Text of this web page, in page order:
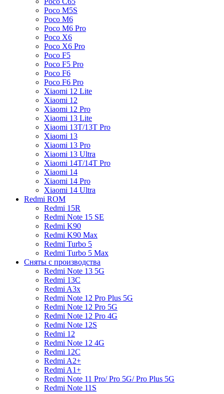
Poco M5S
Poco M6
Poco M6 Pro
Poco X6
Poco X6 Pro
Poco F5
Poco F5 Pro
Poco F6
Poco F6 Pro
Xiaomi 12 Lite
Xiaomi 12
Xiaomi 12 Pro
Xiaomi 13 Lite
Xiaomi 13T/13T Pro
Xiaomi 13
Xiaomi 13 Pro
Xiaomi 13 Ultra
Xiaomi 14T/14T Pro
Xiaomi 14
Xiaomi 14 Pro
Xiaomi 14 Ultra
Redmi ROM
Redmi 15R
Redmi Note 15 SE
Redmi K90
Redmi K90 Max
Redmi Turbo 5
Redmi Turbo 5 Max
Сняты с производства
Redmi Note 13 5G
Redmi 13C
Redmi A3x
Redmi Note 12 Pro Plus 5G
Redmi Note 12 Pro 5G
Redmi Note 12 Pro 4G
Redmi Note 12S
Redmi 12
Redmi Note 12 4G
Redmi 12C
Redmi A2+
Redmi A1+
Redmi Note 11 Pro/ Pro 5G/ Pro Plus 5G
Redmi Note 11S